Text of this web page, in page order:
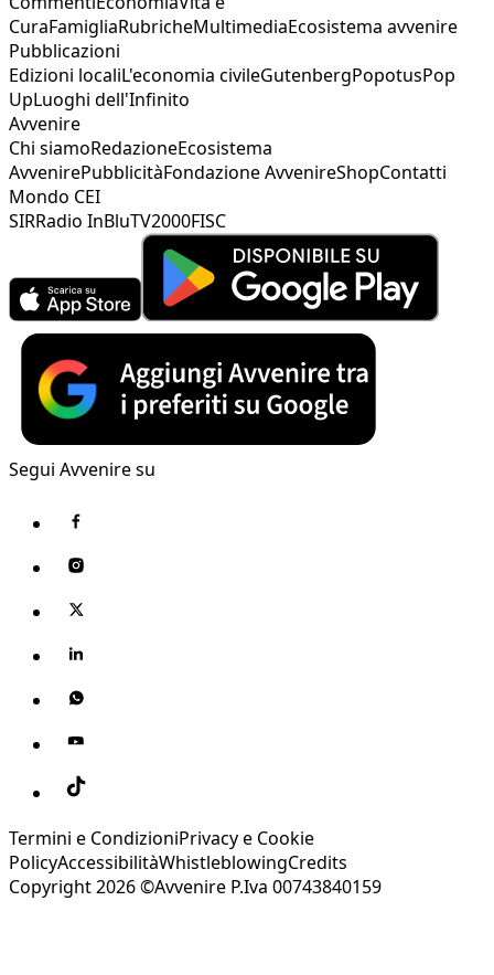
CuraFamigliaRubricheMultimediaEcosistema avvenire
Pubblicazioni
Edizioni localiL'economia civileGutenbergPopotusPop
UpLuoghi dell'Infinito
Avvenire
Chi siamoRedazioneEcosistema
AvvenirePubblicitàFondazione AvvenireShopContatti
Mondo CEI
SIRRadio InBluTV2000FISC
Segui Avvenire su
Termini e CondizioniPrivacy e Cookie
PolicyAccessibilitàWhistleblowingCredits
Copyright 2026 ©Avvenire P.Iva 00743840159